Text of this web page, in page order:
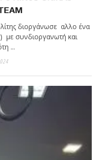
διοργάνωσε αλλο ένα
με συνδιοργανωτή και
...